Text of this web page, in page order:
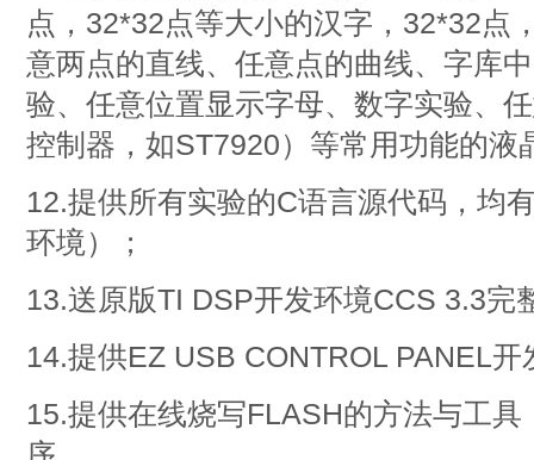
点，32*32点等大小的汉字，32*32点
意两点的直线、任意点的曲线、字库
验、任意位置显示字母、数字实验、
控制器，如ST7920）等常用功能的液
12.提供所有实验的C语言源代码，均
环境）；
13.送原版TI DSP开发环境CCS 3.3完
14.提供EZ USB CONTROL PANEL开
15.提供在线烧写FLASH的方法与工